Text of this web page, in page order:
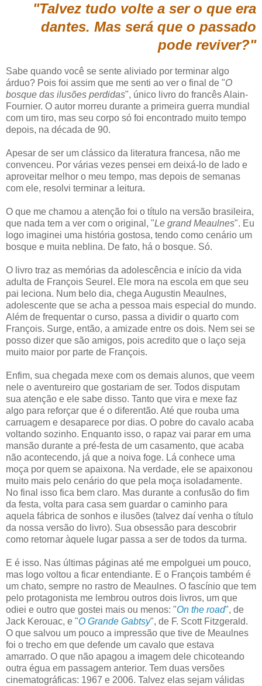
"Talvez tudo volte a ser o que era
dantes. Mas será que o passado
pode reviver?"
Sabe quando você se sente aliviado por terminar algo
árduo? Pois foi assim que me senti ao ver o final de "O
bosque das ilusões perdidas", único livro do francês Alain-
Fournier. O autor morreu durante a primeira guerra mundial
com um tiro, mas seu corpo só foi encontrado muito tempo
depois, na década de 90.
Apesar de ser um clássico da literatura francesa, não me
convenceu. Por várias vezes pensei em deixá-lo de lado e
aproveitar melhor o meu tempo, mas depois de semanas
com ele, resolvi terminar a leitura.
O que me chamou a atenção foi o título na versão brasileira,
que nada tem a ver com o original, "Le grand Meaulnes". Eu
logo imaginei uma história gostosa, tendo como cenário um
bosque e muita neblina. De fato, há o bosque. Só.
O livro traz as memórias da adolescência e início da vida
adulta de François Seurel. Ele mora na escola em que seu
pai leciona. Num belo dia, chega Augustin Meaulnes,
adolescente que se acha a pessoa mais especial do mundo.
Além de frequentar o curso, passa a dividir o quarto com
François. Surge, então, a amizade entre os dois. Nem sei se
posso dizer que são amigos, pois acredito que o laço seja
muito maior por parte de François.
Enfim, sua chegada mexe com os demais alunos, que veem
nele o aventureiro que gostariam de ser. Todos disputam
sua atenção e ele sabe disso. Tanto que vira e mexe faz
algo para reforçar que é o diferentão. Até que rouba uma
carruagem e desaparece por dias. O pobre do cavalo acaba
voltando sozinho. Enquanto isso, o rapaz vai parar em uma
mansão durante a pré-festa de um casamento, que acaba
não acontecendo, já que a noiva foge. Lá conhece uma
moça por quem se apaixona. Na verdade, ele se apaixonou
muito mais pelo cenário do que pela moça isoladamente.
No final isso fica bem claro. Mas durante a confusão do fim
da festa, volta para casa sem guardar o caminho para
aquela fábrica de sonhos e ilusões (talvez daí venha o título
da nossa versão do livro). Sua obsessão para descobrir
como retornar àquele lugar passa a ser de todos da turma.
E é isso. Nas últimas páginas até me empolguei um pouco,
mas logo voltou a ficar entendiante. E o François também é
um chato, sempre no rastro de Meaulnes. O fascínio que tem
pelo protagonista me lembrou outros dois livros, um que
odiei e outro que gostei mais ou menos: "On the road", de
Jack Kerouac, e "O Grande Gabtsy", de F. Scott Fitzgerald.
O que salvou um pouco a impressão que tive de Meaulnes
foi o trecho em que defende um cavalo que estava
amarrado. O que não apagou a imagem dele chicoteando
outra égua em passagem anterior. Tem duas versões
cinematográficas: 1967 e 2006. Talvez elas sejam válidas